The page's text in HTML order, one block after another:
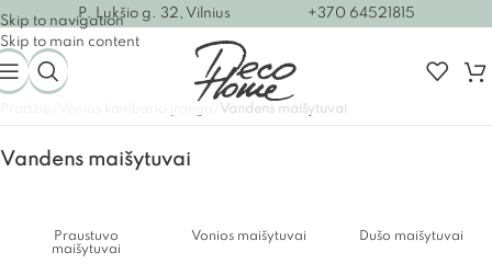
Skip to navigation
Skip to main content
P. Lukšio g. 32, Vilnius +370 64521815
Vandens maišytuvai
Vandens maišytuvai
Praustuvo
maišytuvai
Vonios maišytuvai Dušo maišytuvai